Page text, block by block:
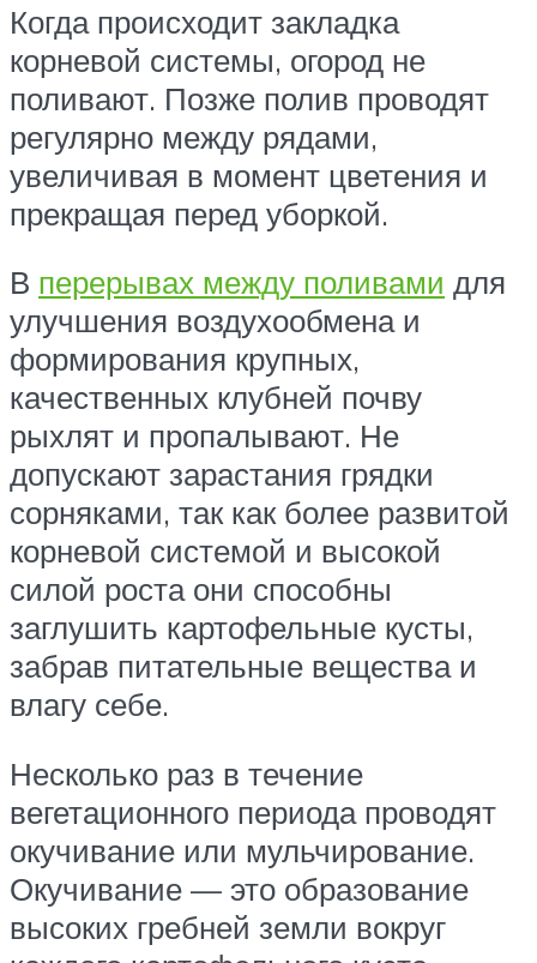
Когда происходит закладка
корневой системы, огород не
поливают. Позже полив проводят
регулярно между рядами,
увеличивая в момент цветения и
прекращая перед уборкой.
В перерывах между поливами для
улучшения воздухообмена и
формирования крупных,
качественных клубней почву
рыхлят и пропалывают. Не
допускают зарастания грядки
сорняками, так как более развитой
корневой системой и высокой
силой роста они способны
заглушить картофельные кусты,
забрав питательные вещества и
влагу себе.
Несколько раз в течение
вегетационного периода проводят
окучивание или мульчирование.
Окучивание — это образование
высоких гребней земли вокруг